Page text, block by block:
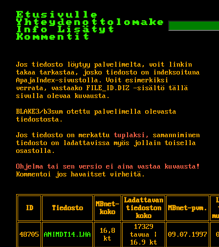
Etusivulle
Yhteydenottolomake
Info
Lisätyt
Kommentit
Jos tiedosto löytyy palvelimelta, voit linkin
takaa tarkastaa, josko tiedosto on indeksoituna
ApajaIndex-sivustolla. Voit esimerkiksi
verrata, vastaako FILE_ID.DIZ -sisältö tällä
sivulla olevaa kuvausta.
BLAKE3/b3sum otettu palvelimella olevasta
tiedostosta.
Jos tiedosto on merkattu tuplaksi,
samanniminen
tiedosto on ladattavissa myös jollain toisella
osastolla.
Ohjelma tai sen versio ei aina vastaa kuvausta!
Kommentoi jos havaitset virheitä.
ID Tiedosto
MBnet-
koko
Ladattavan
tiedoston
koko
MBnet-pvm.
48705 ANIMDT14.LHA
16,8
kt
17329
tavua |
16.9 kt
09.07.1997